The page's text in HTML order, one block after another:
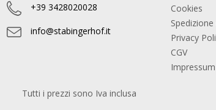
+39 3428020028
info@stabingerhof.it
Cookies
Privacy
CGV
Impressum
Tutti i prezzi sono Iva inclusa